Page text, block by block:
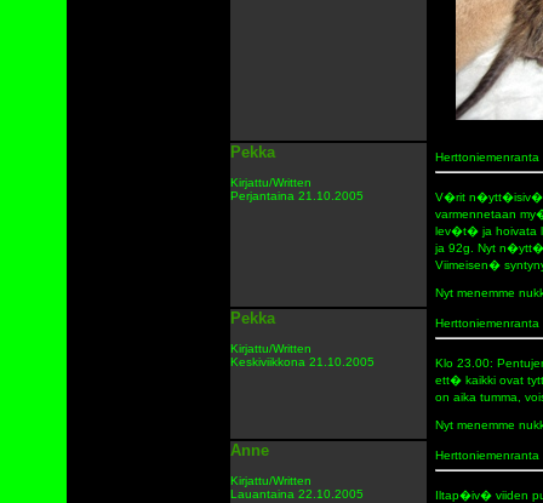
Pekka
Kirjattu/Written
Perjantaina 21.10.2005
Herttoniemenranta
V�rit n�ytt�isiv�t
varmennetaan
lev�t� ja hoivata
ja 92g. Nyt
Viimeisen�
Nyt menemme
Pekka
Kirjattu/Written
Keskiviikkona 21.10.2005
Herttoniemenranta
Klo 23.00:
ett� kaikki ovat
on aika tumma,
Nyt menemme
Anne
Kirjattu/Written
Lauantaina 22.10.2005
Herttoniemenranta
Iltap�iv� viiden